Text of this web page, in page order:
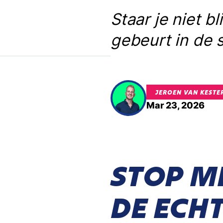
Staar je niet
gebeurt in de
JEROEN VAN
Mar 23, 2026
STOP
DE